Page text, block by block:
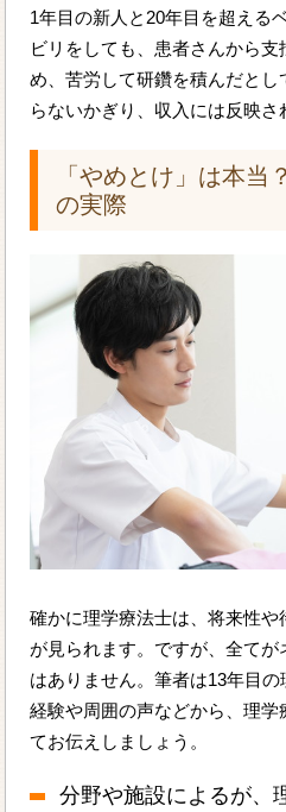
1年目の新人と20年目を超える
ビリをしても、患者さんから
め、苦労して研鑽を積んだと
らないかぎり、収入には反映さ
「やめとけ」は本当
の実際
確かに理学療法士は、将来性
が見られます。ですが、全て
はありません。筆者は13年目
経験や周囲の声などから、理
てお伝えしましょう。
分野や施設によるが、